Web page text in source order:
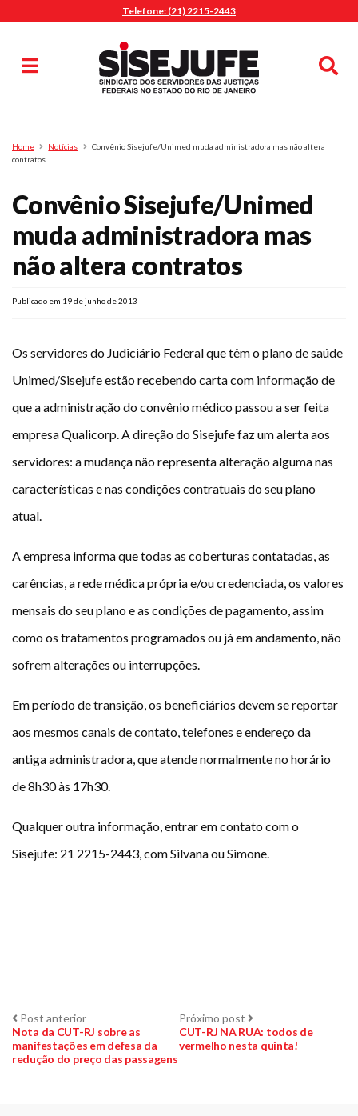
Telefone: (21) 2215-2443
Pesquisa
Home Notícias
Convênio Sisejufe/Unimed muda administradora mas não altera
contratos
Convênio Sisejufe/Unimed
muda administradora mas
não altera contratos
Publicado em 19 de junho de 2013
Os servidores do Judiciário Federal que têm o plano de saúde
Unimed/Sisejufe estão recebendo carta com informação de
que a administração do convênio médico passou a ser feita
empresa Qualicorp. A direção do Sisejufe faz um alerta aos
servidores: a mudança não representa alteração alguma nas
características e nas condições contratuais do seu plano
atual.
A empresa informa que todas as coberturas contatadas, as
carências, a rede médica própria e/ou credenciada, os valores
mensais do seu plano e as condições de pagamento, assim
como os tratamentos programados ou já em andamento, não
sofrem alterações ou interrupções.
Em período de transição, os beneficiários devem se reportar
aos mesmos canais de contato, telefones e endereço da
antiga administradora, que atende normalmente no horário
de 8h30 às 17h30.
Qualquer outra informação, entrar em contato com o
Sisejufe: 21 2215-2443, com Silvana ou Simone.
Navegação
de
Post anteriorPost
anterior:
Nota da CUT-RJ sobre as
manifestações em defesa da
redução do preço das passagens
Próximo post Próximo
post:
CUT-RJ NA RUA: todos de
vermelho nesta quinta!
MENU
Sindicalize-se
Jurídico
O Sindicato
Agenda
Casa do Alto
Nossos Convênios
Seguro Auto
Plano de Saúde